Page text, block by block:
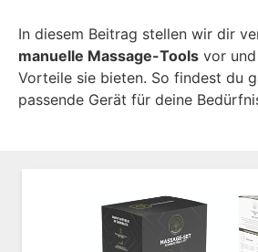
In diesem Beitrag stellen wir dir
manuelle Massage-Tools vor
Vorteile sie bieten. So findest du
passende Gerät für deine